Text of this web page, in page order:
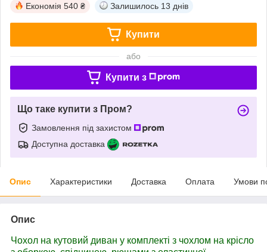
Економія 540 ₴ Залишилось 13 днів
Купити
або
Купити з
Що таке купити з Пром?
Замовлення під захистом
Доступна доставка
Опис Характеристики Доставка Оплата Умови
Опис
Чохол на кутовий диван у комплекті з чохлом на крісло